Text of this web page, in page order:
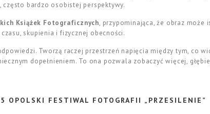
bardzo osobistej perspektywy.
Książek Fotograficznych, przypominająca, że obraz
skupienia i fizycznej obecności.
Tworzą raczej przestrzeń napięcia między tym, co
dopełnieniem. To ona pozwala zobaczyć więcej,
OPOLSKI FESTIWAL FOTOGRAFII „PRZESILENIE”